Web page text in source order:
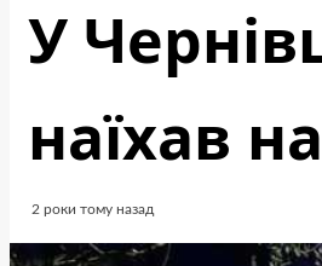
У
наїхав
2 роки тому назад